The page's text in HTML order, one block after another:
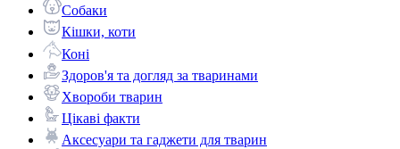
Собаки
Кішки, коти
Коні
Здоров'я та догляд за тваринами
Хвороби тварин
Цікаві факти
Аксесуари та гаджети для тварин